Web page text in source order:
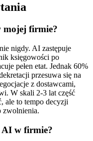
mojej firmie?
nigdy. AI zastępuje
księgowości po
pełen etat. Jednak 60%
przesuwa się na
z dostawcami,
W skali 2-3 lat część
ale to tempo decyzji
zwolnienia.
AI w firmie?